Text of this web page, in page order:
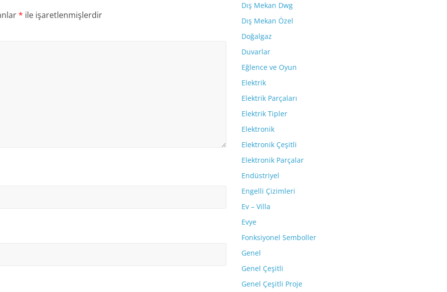
* ile işaretlenmişlerdir
Dış Mekan Dwg
Dış Mekan Özel
Doğalgaz
Duvarlar
Eğlence ve Oyun
Elektrik
Elektrik Parçaları
Elektrik Tipler
Elektronik
Elektronik Çeşitli
Elektronik Parçalar
Endüstriyel
Engelli Çizimleri
Ev – Villa
Evye
Fonksiyonel Semboller
Genel
Genel Çeşitli
Genel Çeşitli Proje